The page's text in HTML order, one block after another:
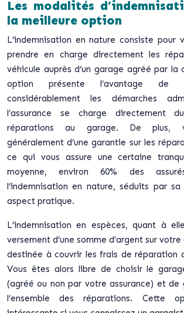
Les modalités
la meilleure option
L’indemnisation en nature consiste pour
prendre en charge directement les
véhicule auprès d’un garage agréé par la
option présente l’avantage de
considérablement les démarches
l’assurance se charge directement
réparations au garage. De plus,
généralement d’une garantie sur les
ce qui vous assure une certaine
moyenne, environ 60% des
l’indemnisation en nature, séduits par
aspect pratique.
L’indemnisation en espèces, quant à
versement d’une somme d’argent sur
destinée à couvrir les frais de réparation
Vous êtes alors libre de choisir le
(agréé ou non par votre assurance) et de
l’ensemble des réparations. Cette